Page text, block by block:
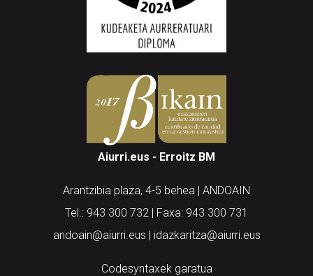
Aiurri.eus - Erroitz BM
Arantzibia plaza, 4-5 behea | ANDOAIN
Tel.: 943 300 732 | Faxa: 943 300 731
andoain@aiurri.eus | idazkaritza@aiurri.eus
Codesyntaxek garatua